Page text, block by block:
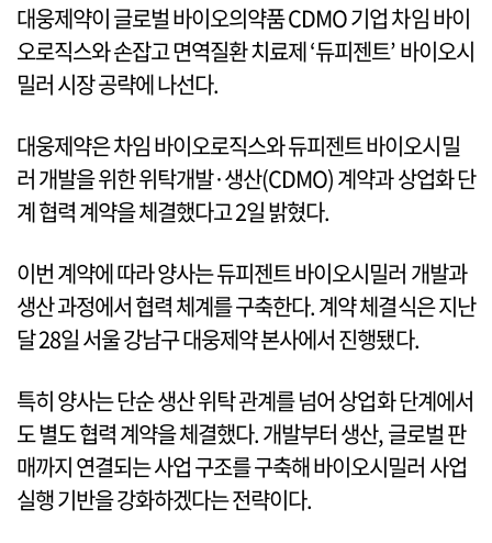
대웅제약이 글로벌 바이오의약품 CDMO 기업 차임 바이
오로직스와 손잡고 면역질환 치료제 ‘듀피젠트’ 바이오시
밀러 시장 공략에 나선다.
대웅제약은 차임 바이오로직스와 듀피젠트 바이오시밀
러 개발을 위한 위탁개발·생산(CDMO) 계약과 상업화 단
계 협력 계약을 체결했다고 2일 밝혔다.
이번 계약에 따라 양사는 듀피젠트 바이오시밀러 개발과
생산 과정에서 협력 체계를 구축한다. 계약 체결식은 지난
달 28일 서울 강남구 대웅제약 본사에서 진행됐다.
특히 양사는 단순 생산 위탁 관계를 넘어 상업화 단계에서
도 별도 협력 계약을 체결했다. 개발부터 생산, 글로벌 판
매까지 연결되는 사업 구조를 구축해 바이오시밀러 사업
실행 기반을 강화하겠다는 전략이다.